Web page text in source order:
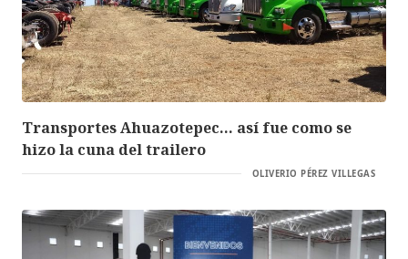
Transportes Ahuazotepec… así fue como se
hizo la cuna del trailero
OLIVERIO PÉREZ VILLEGAS